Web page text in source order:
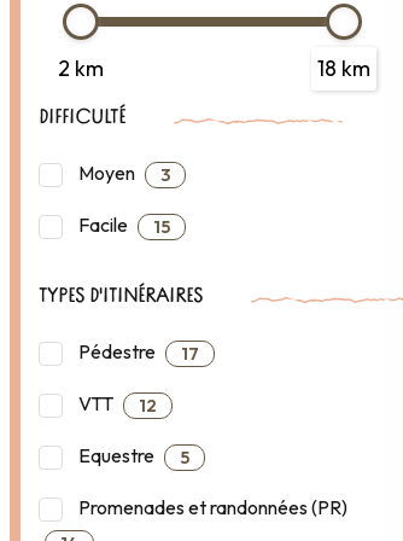
2 km 18 km
DIFFICULTÉ
Moyen 3
Facile 15
TYPES D'ITINÉRAIRES
Pédestre 17
VTT 12
Equestre 5
Promenades et randonnées (PR)